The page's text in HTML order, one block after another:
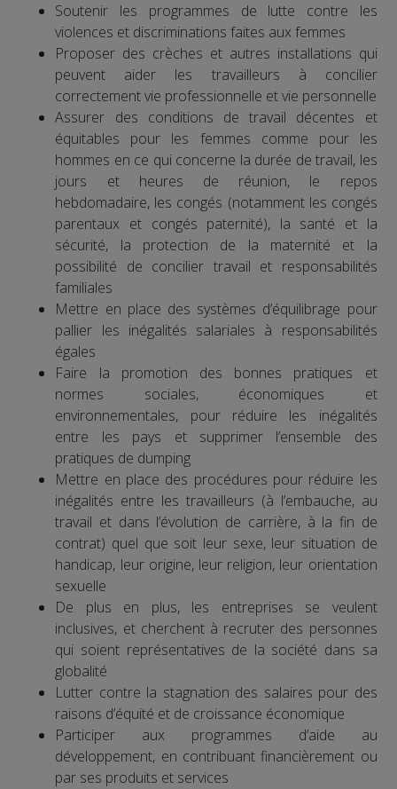
Soutenir les programmes de lutte contre les
violences et discriminations faites aux femmes
Proposer des crèches et autres installations qui
peuvent aider les travailleurs à concilier
correctement vie professionnelle et vie personnelle
Assurer des conditions de travail décentes et
équitables pour les femmes comme pour les
hommes en ce qui concerne la durée de travail, les
jours et heures de réunion, le repos
hebdomadaire, les congés (notamment les congés
parentaux et congés paternité), la santé et la
sécurité, la protection de la maternité et la
possibilité de concilier travail et responsabilités
familiales
Mettre en place des systèmes d’équilibrage pour
pallier les inégalités salariales à responsabilités
égales
Faire la promotion des bonnes pratiques et
normes sociales, économiques et
environnementales, pour réduire les inégalités
entre les pays et supprimer l’ensemble des
pratiques de dumping
Mettre en place des procédures pour réduire les
inégalités entre les travailleurs (à l’embauche, au
travail et dans l’évolution de carrière, à la fin de
contrat) quel que soit leur sexe, leur situation de
handicap, leur origine, leur religion, leur orientation
sexuelle
De plus en plus, les entreprises se veulent
inclusives, et cherchent à recruter des personnes
qui soient représentatives de la société dans sa
globalité
Lutter contre la stagnation des salaires pour des
raisons d’équité et de croissance économique
Participer aux programmes d’aide au
développement, en contribuant financièrement ou
par ses produits et services